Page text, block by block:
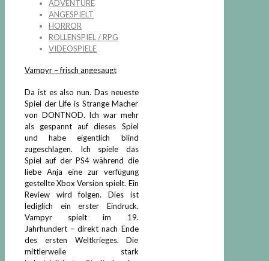
ADVENTURE
ANGESPIELT
HORROR
ROLLENSPIEL / RPG
VIDEOSPIELE
Vampyr – frisch angesaugt
Da ist es also nun. Das neueste
Spiel der Life is Strange Macher
von DONTNOD. Ich war mehr
als gespannt auf dieses Spiel
und habe eigentlich blind
zugeschlagen. Ich spiele das
Spiel auf der PS4 während die
liebe Anja eine zur verfügung
gestellte Xbox Version spielt. Ein
Review wird folgen. Dies ist
lediglich ein erster Eindruck.
Vampyr spielt im 19.
Jahrhundert – direkt nach Ende
des ersten Weltkrieges. Die
mittlerweile stark